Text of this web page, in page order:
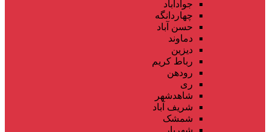
جوادآباد
چهاردانگه
حسن آباد
دماوند
دیزین
رباط کریم
رودهن
ری
شاهدشهر
شریف آباد
شمشک
شهریار